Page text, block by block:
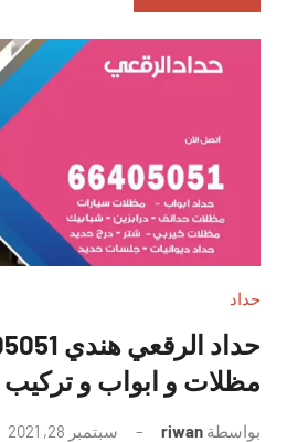
حداد
مظلات و ابواب و تركيب
بواسطة riwan سبتمبر 28, 2021